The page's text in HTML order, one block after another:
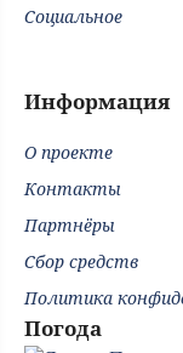
Социальное
Информация
О проекте
Контакты
Партнёры
Сбор средств
Политика
Погода